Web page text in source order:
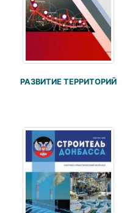
РАЗВИТИЕ ТЕРРИТОРИЙ